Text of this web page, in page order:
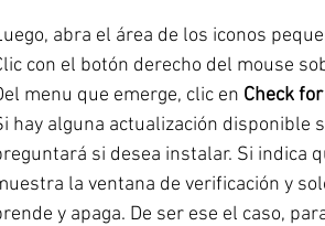
abra el área de los iconos
con el botón derecho del mouse
menu que emerge, clic en Check
hay alguna actualización disponible
si desea instalar. Si indica
la ventana de verificación y
y apaga. De ser ese el caso,